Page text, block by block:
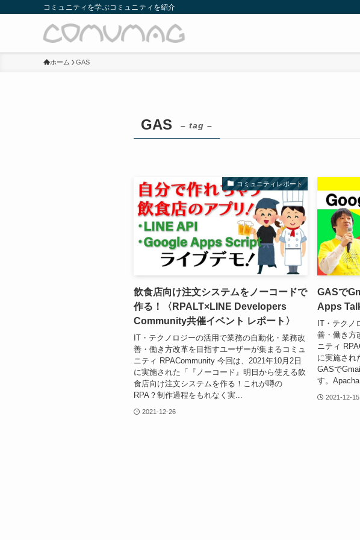
コミュニティを学ぶコミュニティを紹介
ホーム GAS
GAS – tag –
コミュニティレポート
飲食店向け注文システムをノーコードで
作る！〈RPALT×LINE Developers
Community共催イベント レポート〉
IT・テクノロジーの活用で業務の自動化・業務改
善・働き方改革を目指すユーザーが集まるコミュ
ニティ RPACommunity 今回は、2021年10月2日
に実施された「『ノーコード』明日から使える飲
食店向け注文システムを作る！これが噂の
RPA？制作過程をもれなく実...
2021-12-26
GASで
Apps
IT・テクノ
善・働き方
ニティ
に実施され
GASで
す。
2021-12-15